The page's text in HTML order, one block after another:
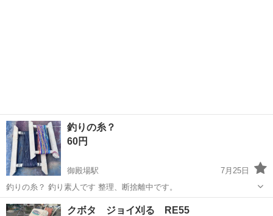
釣りの糸？
60円
御殿場駅
7月25日
釣りの糸？ 釣り素人です 整理、断捨離中です。
静岡 御殿場市 御殿場駅 その他
クボタ ジョイ刈る RE55